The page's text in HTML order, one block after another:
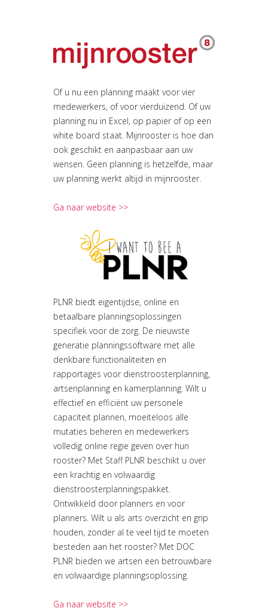
Of u nu een planning maakt voor vier
medewerkers, of voor vierduizend. Of uw
planning nu in Excel, op papier of op een
white board staat. Mijnrooster is hoe dan
ook geschikt en aanpasbaar aan uw
wensen. Geen planning is hetzelfde, maar
uw planning werkt altijd in mijnrooster.
Ga naar website >>
PLNR biedt eigentijdse, online en
betaalbare planningsoplossingen
specifiek voor de zorg. De nieuwste
generatie planningssoftware met alle
denkbare functionaliteiten en
rapportages voor dienstroosterplanning,
artsenplanning en kamerplanning. Wilt u
effectief en efficiënt uw personele
capaciteit plannen, moeiteloos alle
mutaties beheren en medewerkers
volledig online regie geven over hun
rooster? Met Staff PLNR beschikt u over
een krachtig en volwaardig
dienstroosterplanningspakket.
Ontwikkeld door planners en voor
planners. Wilt u als arts overzicht en grip
houden, zonder al te veel tijd te moeten
besteden aan het rooster? Met DOC
PLNR bieden we artsen een betrouwbare
en volwaardige planningsoplossing.
Ga naar website >>